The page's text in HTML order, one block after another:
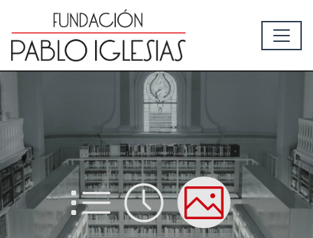
List Time Picture